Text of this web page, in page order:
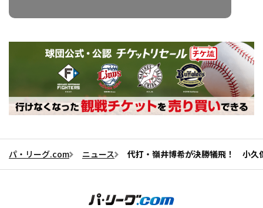
パ・リーグ.com ニュース 代打・嶺井博希が決勝犠飛！ 小久